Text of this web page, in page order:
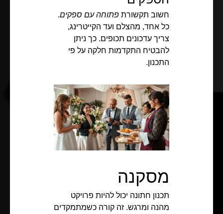
חשוב תקשורת פתוחה עם ספקים.
כל אחד, מהצלם ועד הקייטרינג,
צריך עדכונים תכופים. כך ניתן
להבטיח התקדמות חלקה על פי
התכנון.
מסקנה
תכנון חתונה יכול להיות פרויקט
מהנה ומרגש. זה קורה כשמתמקדים